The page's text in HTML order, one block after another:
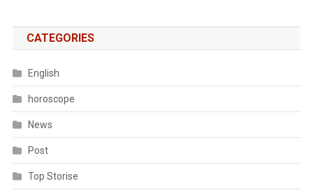
CATEGORIES
English
horoscope
News
Post
Top Storise